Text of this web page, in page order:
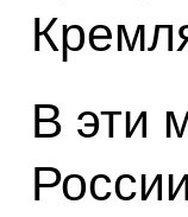
В эти